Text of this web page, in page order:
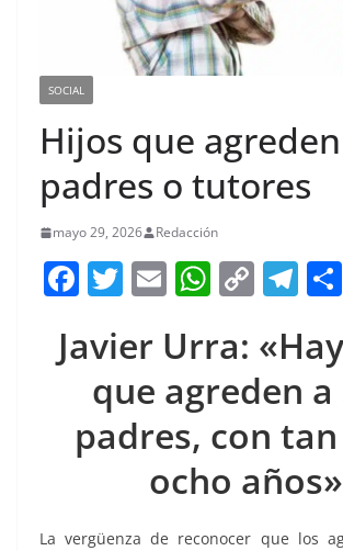
SOCIAL
Hijos que
padres o tutores
mayo 29, 2026 Redacción
F
c
e
b
o
k
T
itt
er
E
ai
l
W
at
s
A
p
p
C
p
y
Li
n
k
T
e
gr
a
m
Javier Urra:
que agreden a
padres, con
ocho años»
La vergüenza de reconocer que los